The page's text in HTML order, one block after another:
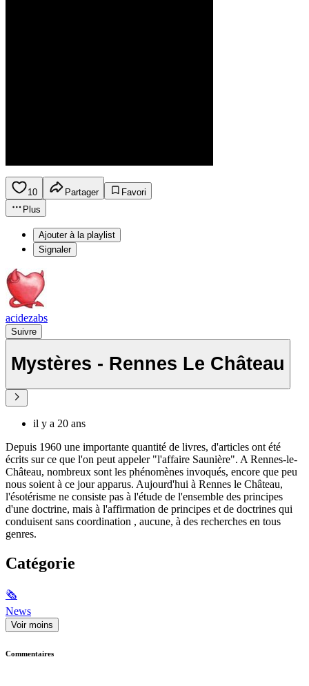
10 Partager
Favori
Plus
Ajouter à la playlist
Signaler
acidezabs
Suivre
Mystères - Rennes Le Château
il y a 20 ans
Depuis 1960 une importante quantité de livres, d'articles ont été
écrits sur ce que l'on peut appeler "l'affaire Saunière". A Rennes-le-
Château, nombreux sont les phénomènes invoqués, encore que peu
nous soient à ce jour apparus. Aujourd'hui à Rennes le Château,
l'ésotérisme ne consiste pas à l'étude de l'ensemble des principes
d'une doctrine, mais à l'affirmation de principes et de doctrines qui
conduisent sans coordination , aucune, à des recherches en tous
genres.
Catégorie
🗞
News
Voir moins
Commentaires